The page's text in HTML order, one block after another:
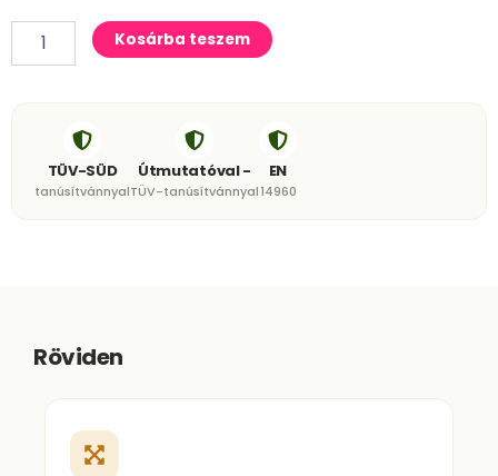
"DangerZone"
mennyiség
Kosárba teszem
TÜV-SÜD
tanúsítvánnyal
Útmutatóval -
TÜV-tanúsítvánnyal
EN
14960
Röviden